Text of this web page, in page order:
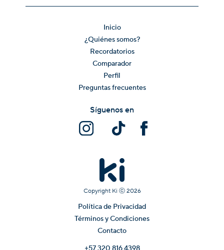
Inicio
¿Quiénes somos?
Recordatorios
Comparador
Perfil
Preguntas frecuentes
Copyright Ki ⓒ 2026
Política de Privacidad
Términos y Condiciones
Contacto
Síguenos en